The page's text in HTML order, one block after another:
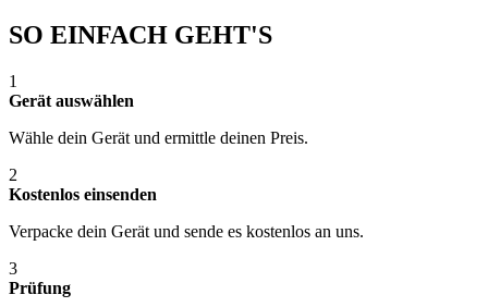
SO EINFACH GEHT'S
1
Gerät auswählen
Wähle dein Gerät und ermittle deinen Preis.
2
Kostenlos einsenden
Verpacke dein Gerät und sende es kostenlos an uns.
3
Prüfung